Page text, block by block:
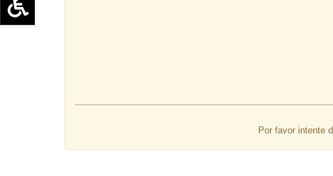
Aumentar texto (+)
Escala de grises
Por favor intente